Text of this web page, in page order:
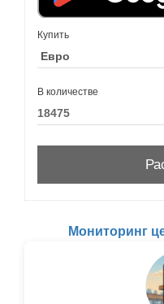
Купить
В количестве
Мониторинг